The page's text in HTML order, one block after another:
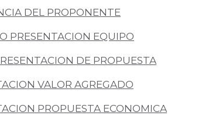
DEL PROPONENTE
PRESENTACION EQUIPO
DE PROPUESTA
VALOR AGREGADO
PROPUESTA ECONOMICA